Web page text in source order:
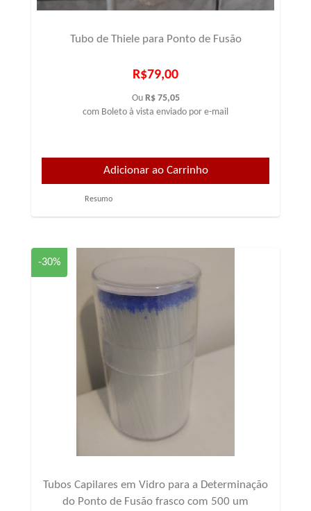
Tubo de Thiele para Ponto de Fusão
R$79,00
Ou R$ 75,05
com Boleto à vista enviado por e-mail
Resumo
-30%
Tubos Capilares em Vidro para a Determinação
do Ponto de Fusão frasco com 500 um